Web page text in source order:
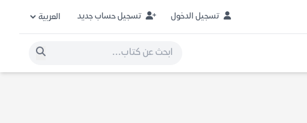
تسجيل الدخول تسجيل حساب جديد